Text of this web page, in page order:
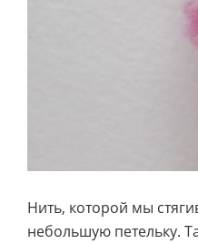
Нить, которой мы
небольшую петельку.